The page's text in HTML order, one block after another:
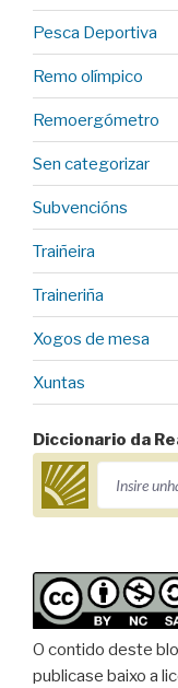
Pesca Deportiva
Remo olímpico
Remoergómetro
Sen categorizar
Subvencións
Traiñeira
Traineriña
Xogos de mesa
Xuntas
Diccionario da
O contido deste
publicase baixo a